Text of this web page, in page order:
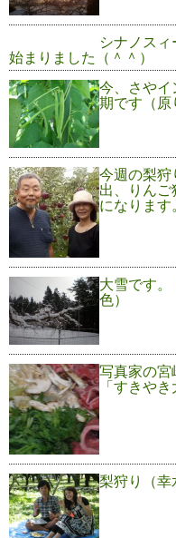
シナノスィ
始まりました（＾＾）
今、さやイ
期です（原
今週の梨狩
出、りんご
になります
大雪です。
色）
写真家の宮
「すきやき
梨狩り（幸